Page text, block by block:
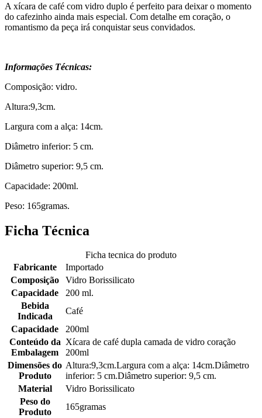
A xícara de café com vidro duplo é perfeito para deixar o momento
do cafezinho ainda mais especial. Com detalhe em coração, o
romantismo da peça irá conquistar seus convidados.
Informações Técnicas:
Composição: vidro.
Altura:9,3cm.
Largura com a alça: 14cm.
Diâmetro inferior: 5 cm.
Diâmetro superior: 9,5 cm.
Capacidade: 200ml.
Peso: 165gramas.
Ficha Técnica
Ficha tecnica do produto
Fabricante
Importado
Composição
Vidro Borissilicato
Capacidade
200 ml.
Bebida
Indicada
Café
Capacidade
200ml
Conteúdo da
Embalagem
Xícara de café dupla camada de vidro coração
200ml
Dimensões do
Produto
Altura:9,3cm.Largura com a alça: 14cm.Diâmetro
inferior: 5 cm.Diâmetro superior: 9,5 cm.
Material
Vidro Borissilicato
Peso do
Produto
165gramas